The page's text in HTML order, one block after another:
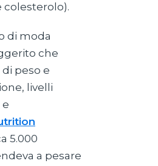
colesterolo).
di moda
che
peso e
livelli
5.000
a pesare